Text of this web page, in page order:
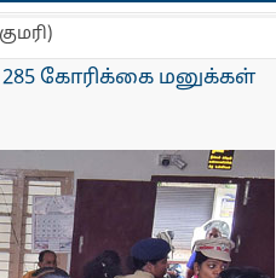
285 கோரிக்கை மனுக்கள்